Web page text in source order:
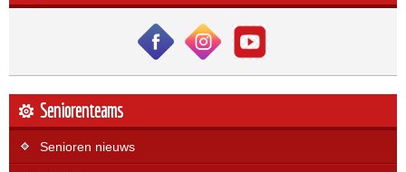
Seniorenteams
Senioren nieuws